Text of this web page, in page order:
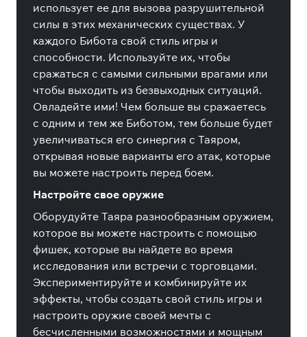
использует ее для вызова разрушительной
силы в этих механических существах. У
каждого Бибота свой стиль игры и
способности. Используйте их, чтобы
сражаться с самыми сильными врагами или
чтобы выходить из безвыходных ситуаций.
Овладейте ими! Чем больше вы сражаетесь
с одним и тем же Биботом, тем больше будет
увеличиваться его синергия с Таяром,
открывая новые варианты его атак, которые
вы можете настроить перед боем.
Настройте свое оружие
Оборудуйте Таяра разнообразным оружием,
которое вы можете настроить с помощью
фишек, которые вы найдете во время
исследования или встречи с торговцами.
Экспериментируйте и комбинируйте их
эффекты, чтобы создать свой стиль игры и
настроить оружие своей мечты с
бесчисленными возможностями и мощным